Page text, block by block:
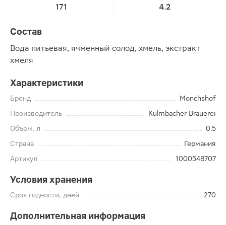
171 4.2
Состав
Вода питьевая, ячменный солод, хмель, экстракт
хмеля
Характеристики
Бренд
Monchshof
Производитель
Kulmbacher Brauerei
Объем, л
0.5
Страна
Германия
Артикул
1000548707
Условия хранения
Срок годности, дней 270
Дополнительная информация